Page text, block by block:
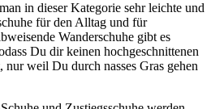
in dieser Kategorie sehr leichte und
für den Alltag und für
Wanderschuhe gibt es
Du dir keinen hochgeschnittenen
nur weil Du durch nasses Gras gehen